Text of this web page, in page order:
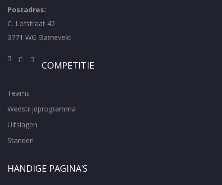
Postadres:
C. Lofstraat 42
3771 WG Barneveld
COMPETITIE
Teams
Wedstrijdprogramma
Uitslagen
Standen
HANDIGE PAGINA’S